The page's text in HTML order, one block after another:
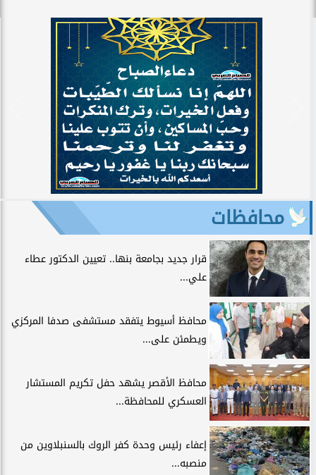
محافظات
قرار جديد بجامعة بنها.. تعيين الدكتور عطاء
علي...
محافظ أسيوط يتفقد مستشفى صدفا المركزي
ويطمئن على...
محافظ الأقصر يشهد حفل تكريم المستشار
العسكري للمحافظة...
إعفاء رئيس وحدة كفر الروك بالسنبلاوين من
منصبه...